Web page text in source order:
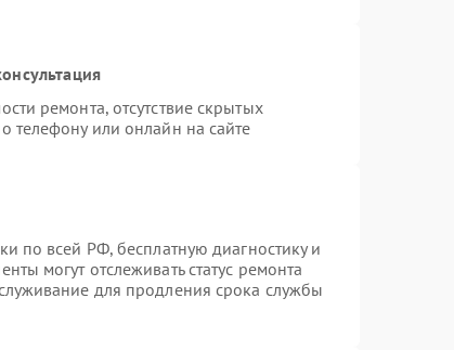
ремонта, отсутствие скрытых
телефону или онлайн на сайте
по всей РФ, бесплатную диагностику и
могут отслеживать статус ремонта
для продления срока службы